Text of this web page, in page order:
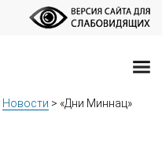
Новости > «Дни Миннац»